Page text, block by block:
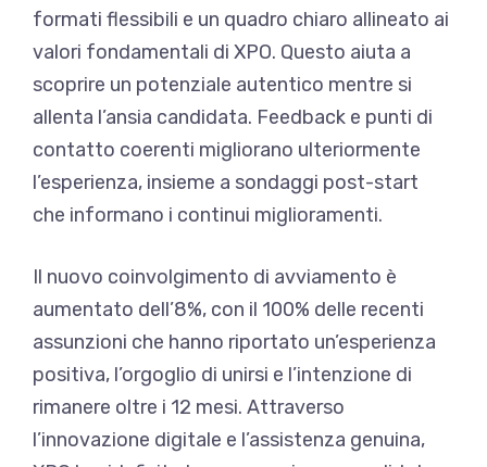
formati flessibili e un quadro chiaro allineato ai
valori fondamentali di XPO. Questo aiuta a
scoprire un potenziale autentico mentre si
allenta l’ansia candidata. Feedback e punti di
contatto coerenti migliorano ulteriormente
l’esperienza, insieme a sondaggi post-start
che informano i continui miglioramenti.
Il nuovo coinvolgimento di avviamento è
aumentato dell’8%, con il 100% delle recenti
assunzioni che hanno riportato un’esperienza
positiva, l’orgoglio di unirsi e l’intenzione di
rimanere oltre i 12 mesi. Attraverso
l’innovazione digitale e l’assistenza genuina,